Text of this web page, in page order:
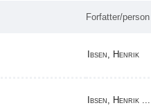
Forfatter/person
Ibsen, Henrik
Ibsen, Henrik ...